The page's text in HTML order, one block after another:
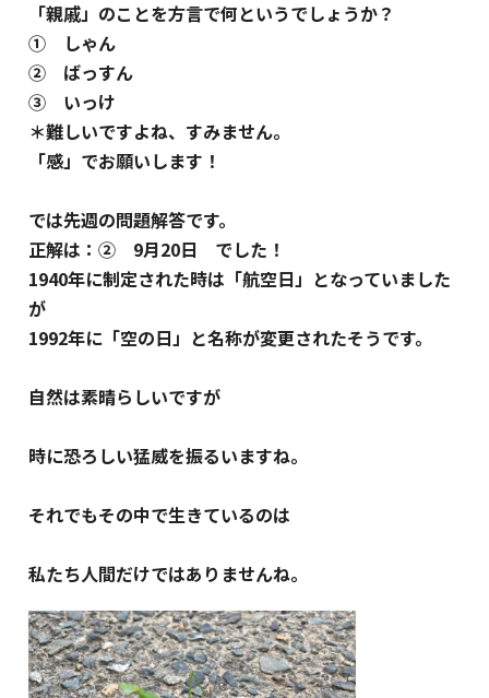
「親戚」のことを方言で何というでしょうか？
① しゃん
② ばっすん
③ いっけ
＊難しいですよね、すみません。
「感」でお願いします！
では先週の問題解答です。
正解は：② 9月20日 でした！
1940年に制定された時は「航空日」となっていました
が
1992年に「空の日」と名称が変更されたそうです。
自然は素晴らしいですが
時に恐ろしい猛威を振るいますね。
それでもその中で生きているのは
私たち人間だけではありませんね。